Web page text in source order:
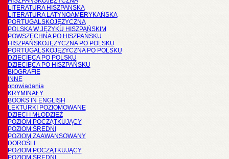
LITERATURA HISZPANSKA
LITERATURA LATYNOAMERYKAŃSKA
PORTUGALSKOJĘZYCZNA
POLSKA W JĘZYKU HISZPAŃSKIM
POWSZECHNA PO HISZPAŃSKU
HISZPAŃSKOJĘZYCZNA PO POLSKU
PORTUGALSKOJĘZYCZNA PO POLSKU
DZIECIĘCA PO POLSKU
DZIECIĘCA PO HISZPAŃSKU
BIOGRAFIE
INNE
opowiadania
KRYMINAŁY
BOOKS IN ENGLISH
LEKTURKI POZIOMOWANE
DZIECI I MŁODZIEŻ
POZIOM POCZĄTKUJĄCY
POZIOM ŚREDNI
POZIOM ZAAWANSOWANY
DOROŚLI
POZIOM POCZĄTKUJĄCY
POZIOM ŚREDNI